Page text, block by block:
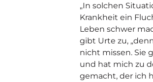
„In solchen
Krankheit ein
Leben schwer
gibt Urte zu,
nicht missen. Sie
und hat mich zu
gemacht, der ich